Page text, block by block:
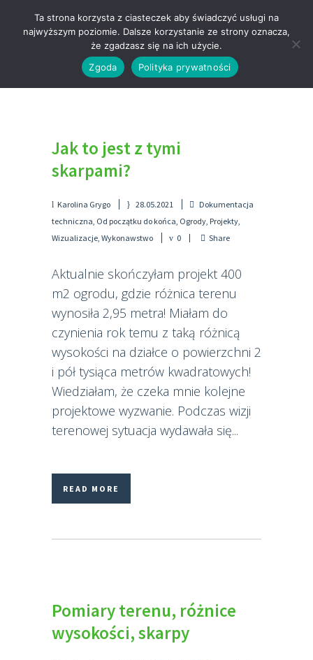
Jak to jest z tymi
skarpami?
Karolina Grygo 28.05.2021
Dokumentacja
techniczna, Od początku do końca, Ogrody, Projekty,
Wizualizacje, Wykonawstwo 0 Share
Aktualnie skończyłam projekt 400
m2 ogrodu, gdzie różnica terenu
wynosiła 2,95 metra! Miałam do
czynienia rok temu z taką różnicą
wysokości na działce o powierzchni 2
i pół tysiąca metrów kwadratowych!
Wiedziałam, że czeka mnie kolejne
projektowe wyzwanie. Podczas wizji
terenowej sytuacja wydawała się...
READ MORE
Pomiary terenu, różnice
wysokości, skarpy
Ta strona korzysta z ciasteczek aby świadczyć usługi na
najwyższym poziomie. Dalsze korzystanie ze strony oznacza,
że zgadzasz się na ich użycie.
Zgoda
Polityka prywatności